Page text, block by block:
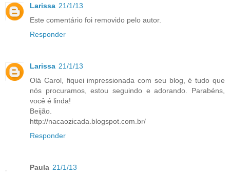
Larissa 21/1/13
Este comentário foi removido pelo autor.
Responder
Larissa 21/1/13
Olá Carol, fiquei impressionada com seu blog, é tudo que
nós procuramos, estou seguindo e adorando. Parabéns,
você é linda!
Beijão.
http://nacaozicada.blogspot.com.br/
Responder
Paula 21/1/13